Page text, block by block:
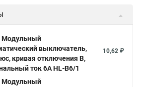
Модульный
выключатель,
кривая отключения B,
ток 6А HL-B6/1
10,62 ₽
Модульный